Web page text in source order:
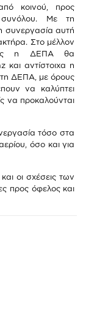
κοινού, προς
συνόλου. Με τη
συνεργασία αυτή
Στο μέλλον
η ΔΕΠΑ θα
και αντίστοιχα η
ΔΕΠΑ, με όρους
να καλύπτει
να προκαλούνται
τόσο στα
όσο και για
οι σχέσεις των
προς όφελος και